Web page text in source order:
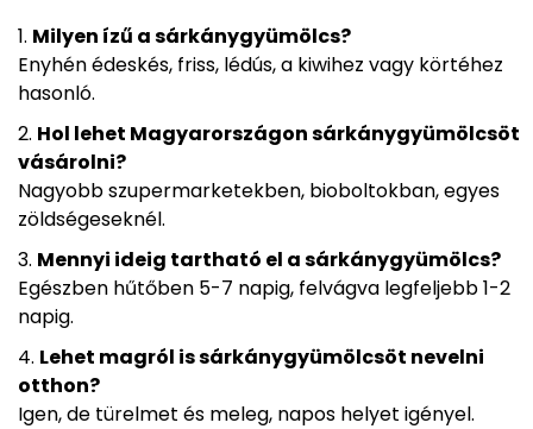
Milyen ízű a sárkánygyümölcs?
Enyhén édeskés, friss, lédús, a kiwihez vagy körtéhez
hasonló.
Hol lehet Magyarországon sárkánygyümölcsöt
vásárolni?
Nagyobb szupermarketekben, bioboltokban, egyes
zöldségeseknél.
Mennyi ideig tartható el a sárkánygyümölcs?
Egészben hűtőben 5-7 napig, felvágva legfeljebb 1-2
napig.
Lehet magról is sárkánygyümölcsöt nevelni
otthon?
Igen, de türelmet és meleg, napos helyet igényel.